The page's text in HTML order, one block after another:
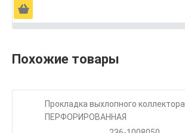
Ä
Похожие товары
Прокладка выхлопного коллектора
ПЕРФОРИРОВАННАЯ